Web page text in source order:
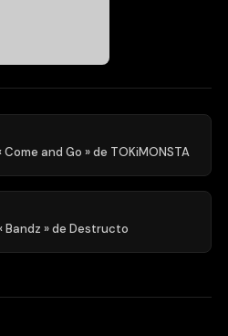
and Go » de TOKiMONSTA
Bandz » de Destructo